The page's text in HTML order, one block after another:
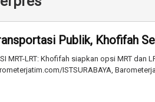
Publik, Khofifah
MRT-LRT: Khofifah siapkan opsi MRT
ISTSURABAYA,